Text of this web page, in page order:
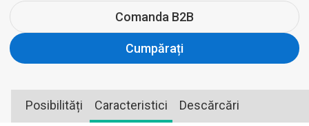
Comanda B2B
Cumpărați
Posibilități Caracteristici Descărcări